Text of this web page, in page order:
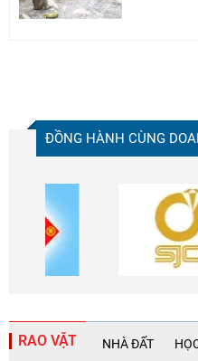
ĐỒNG HÀNH CÙNG
RAO VẶT NHÀ ĐẤT